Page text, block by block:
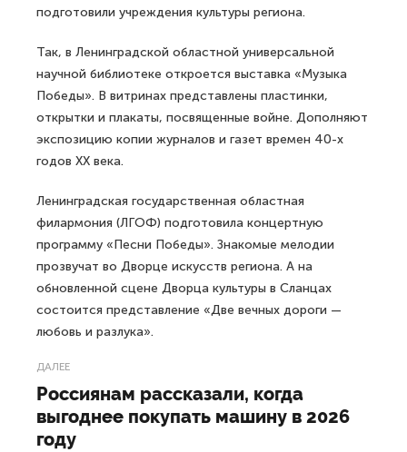
подготовили учреждения культуры региона.
Так, в Ленинградской областной универсальной
научной библиотеке откроется выставка «Музыка
Победы». В витринах представлены пластинки,
открытки и плакаты, посвященные войне. Дополняют
экспозицию копии журналов и газет времен 40-х
годов XX века.
Ленинградская государственная областная
филармония (ЛГОФ) подготовила концертную
программу «Песни Победы». Знакомые мелодии
прозвучат во Дворце искусств региона. А на
обновленной сцене Дворца культуры в Сланцах
состоится представление «Две вечных дороги —
любовь и разлука».
ДАЛЕЕ
Россиянам рассказали, когда
выгоднее покупать машину в 2026
году